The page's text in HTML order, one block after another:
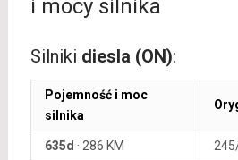
i mocy silnika
Silniki diesla (ON):
Pojemność i moc
silnika
635d · 286 KM